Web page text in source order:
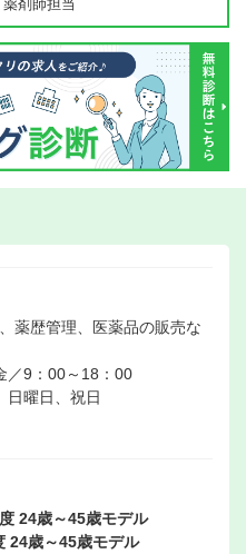
剤師担当
薬歴管理、医薬品の販売な
／9：00～18：00
日曜日、祝日
24歳～45歳モデル
24歳～45歳モデル